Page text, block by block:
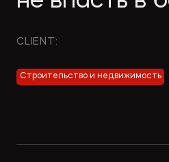
CLIENT:
Строительство и недвижимость